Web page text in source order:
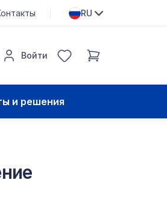
RU
Войти
и решения